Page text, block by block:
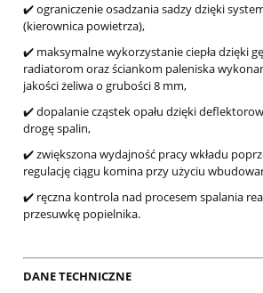
✔️ ograniczenie osadzania sadzy dzięki
(kierownica powietrza),
✔️ maksymalne wykorzystanie ciepła dzięki
radiatorom oraz ściankom paleniska
jakości żeliwa o grubości 8 mm,
✔️ dopalanie cząstek opału dzięki
drogę spalin,
✔️ zwiększona wydajność pracy wkładu
regulację ciągu komina przy użyciu
✔️ ręczna kontrola nad procesem spalania
przesuwkę popielnika.
DANE TECHNICZNE